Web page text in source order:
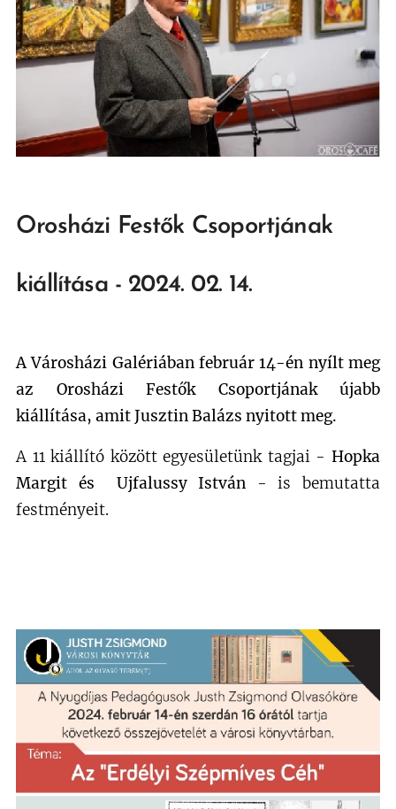
Orosházi Festők Csoportjának
kiállítása - 2024. 02. 14.
A Városházi Galériában február 14-én nyílt meg
az Orosházi Festők Csoportjának újabb
kiállítása, amit Jusztin Balázs nyitott meg.
A 11 kiállító között egyesületünk tagjai - Hopka
Margit és Ujfalussy István - is bemutatta
festményeit.